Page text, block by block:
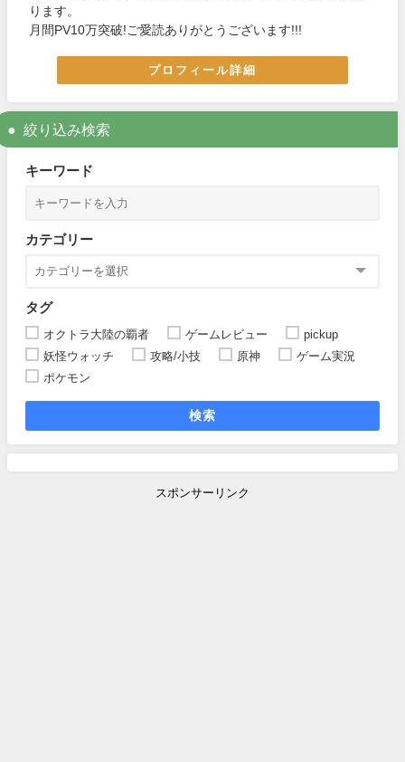
ります。
月間PV10万突破!ご愛読ありがとうございます!!!
プロフィール詳細
絞り込み検索
キーワード
カテゴリー
タグ
オクトラ大陸の覇者 ゲームレビュー
pickup
妖怪ウォッチ
攻略/小技 原神
ゲーム実況
ポケモン
検索
スポンサーリンク